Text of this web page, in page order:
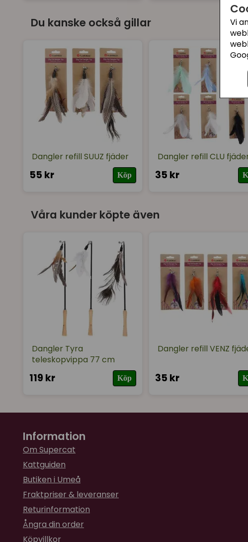
Vi
Du kanske också gillar
Dangler refill SUUZ fjäder
55 kr Köp
Dangler refill CLU
35 kr
Våra kunder köpte även
Dangler Tyra
teleskopvippa 77 cm
119 kr Köp
Dangler refill VENZ
35 kr
Information
Om Supercat
Kattguiden
Butiken i Umeå
Fraktpriser & leveranser
Returinformation
Ångra din order
Köpvillkor